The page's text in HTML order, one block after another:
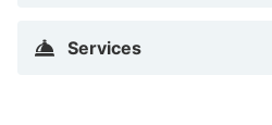
Services